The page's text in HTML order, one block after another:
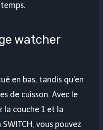
watcher
en bas, tandis qu'en
de cuisson. Avec le
la couche 1 et la
vous pouvez